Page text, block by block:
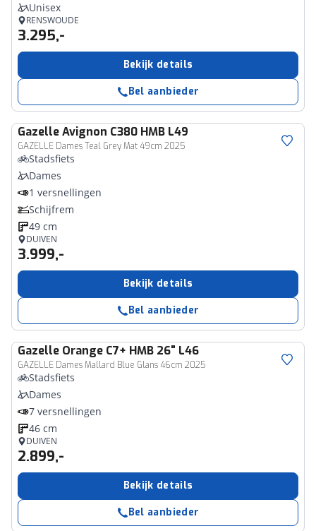
Unisex
RENSWOUDE
3.295,-
Bekijk details
Bel aanbieder
GazelleAvignon C380 HMB L49
GAZELLE Dames Teal Grey Mat 49cm 2025
Stadsfiets
Dames
1 versnellingen
Schijfrem
49 cm
DUIVEN
3.999,-
Bekijk details
Bel aanbieder
Gazelle Orange C7+ HMB 26" L46
GAZELLE Dames Mallard Blue Glans 46cm 2025
Stadsfiets
Dames
7 versnellingen
46 cm
DUIVEN
2.899,-
Bekijk details
Bel aanbieder